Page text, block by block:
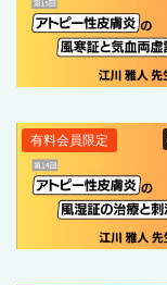
有料会員限定